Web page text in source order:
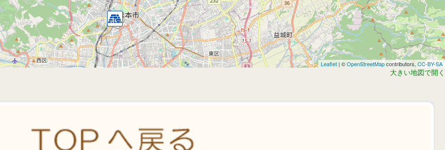
Leaflet | ©OpenStreetMapcontributors, CC-BY-SA
大きい地図で開く